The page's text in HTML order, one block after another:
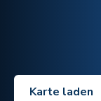
Karte laden